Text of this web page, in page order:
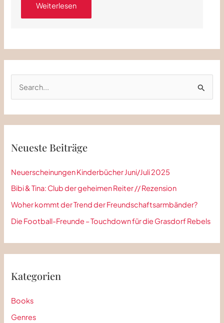
Weiterlesen
h
n
n
:
Neueste Beiträge
Neuerscheinungen Kinderbücher Juni/Juli 2025
Bibi & Tina: Club der geheimen Reiter // Rezension
Woher kommt der Trend der Freundschaftsarmbänder?
Die Football-Freunde – Touchdown für die Grasdorf Rebels
Kategorien
Books
Genres